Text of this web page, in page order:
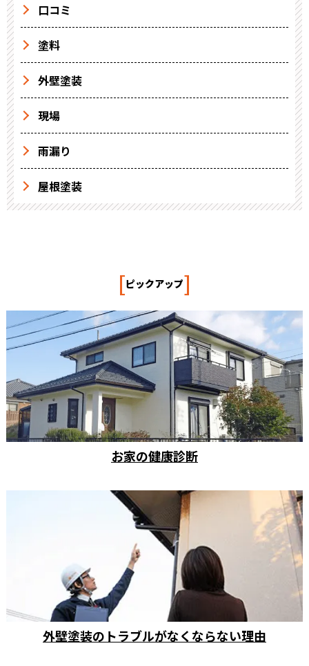
口コミ
塗料
外壁塗装
現場
雨漏り
屋根塗装
[ピックアップ]
お家の健康診断
外壁塗装のトラブルがなくならない理由